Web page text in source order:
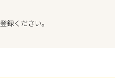
録ください。